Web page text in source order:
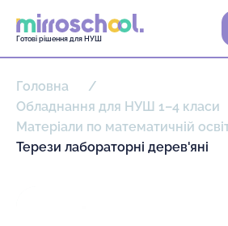
Готові рішення для НУШ
Головна
Обладнання для НУШ 1–4 класи
Матеріали по математичній
Терези лабораторні дерев'яні